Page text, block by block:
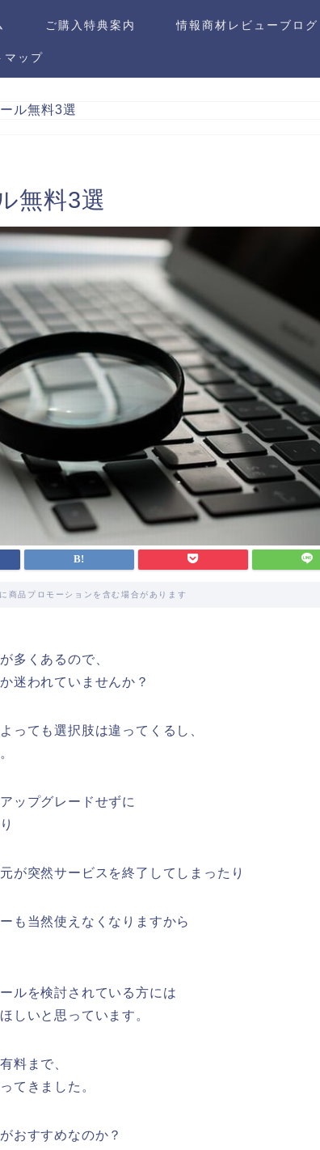
ご購入特典案内 情報商材レビューブログ
マップ
ル無料3選
無料3選
商品プロモーションを含む場合があります
多くあるので、
迷われていませんか？
っても選択肢は違ってくるし、
ップグレードせずに
が突然サービスを終了してしまったり
も当然使えなくなりますから
ルを検討されている方には
しいと思っています。
料まで、
てきました。
おすすめなのか？